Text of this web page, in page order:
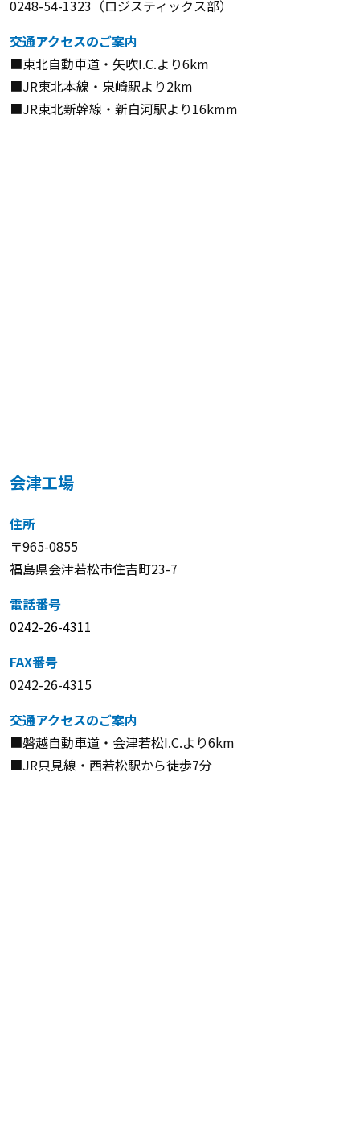
0248-54-1323（ロジスティックス部）
交通アクセスのご案内
■東北自動車道・矢吹I.C.より6km
■JR東北本線・泉崎駅より2km
■JR東北新幹線・新白河駅より16kmm
会津工場
住所
〒965-0855
福島県会津若松市住吉町23-7
電話番号
0242-26-4311
FAX番号
0242-26-4315
交通アクセスのご案内
■磐越自動車道・会津若松I.C.より6km
■JR只見線・西若松駅から徒歩7分